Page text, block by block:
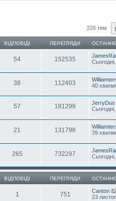
226 тем
ВІДПОВІДІ ПЕРЕГЛЯДИ
54 152535
38 112403
40
57 181299
JerryDus
21 131798
39
265 732297
ВІДПОВІДІ ПЕРЕГЛЯДИ
1 751
Canton
23